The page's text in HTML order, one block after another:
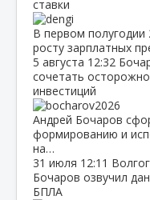
ставки
В первом полугодии
росту зарплатных
5 августа 12:32
сочетать
инвестиций
Андрей Бочаров
формированию и
на…
31 июля 12:11
Бочаров озвучил
БПЛА